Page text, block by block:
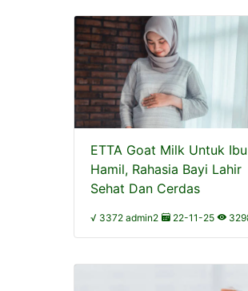
ETTA Goat Milk Untuk Ibu
Hamil, Rahasia Bayi Lahir
Sehat Dan Cerdas
√ 3372 admin2 22-11-25